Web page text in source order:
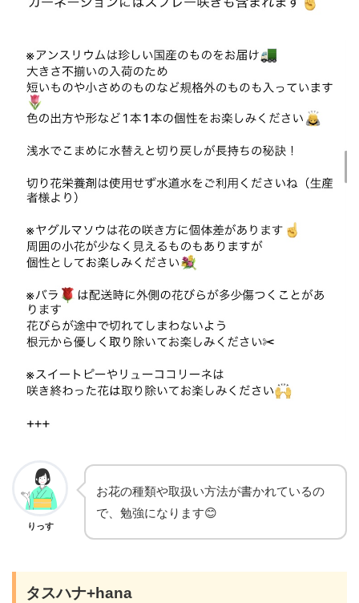
りっす
お花の種類や取扱い方法が書かれているの
で、勉強になります😊
タスハナ+hana